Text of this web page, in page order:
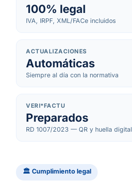
100% legal
IVA, IRPF, XML/FACe incluidos
ACTUALIZACIONES
Automáticas
Siempre al día con la normativa
VERI*FACTU
Preparados
RD 1007/2023 — QR y huella digital
🏛 Cumplimiento legal